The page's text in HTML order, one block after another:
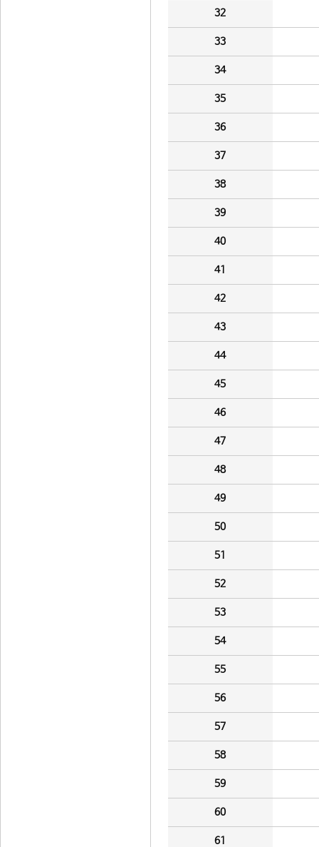
32
33
34
35
36
37
38
39
40
41
42
43
44
45
46
47
48
49
50
51
52
53
54
55
56
57
58
59
60
61